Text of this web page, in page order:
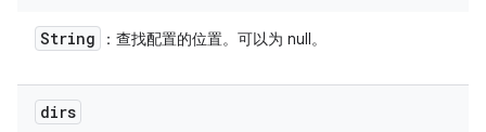
String ：查找配置的位置。可以为 null。
dirs